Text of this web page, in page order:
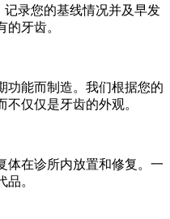
录您的基线情况并及早发
牙齿。
功能而制造。我们根据您的
仅仅是牙齿的外观。
体在诊所内放置和修复。一
。